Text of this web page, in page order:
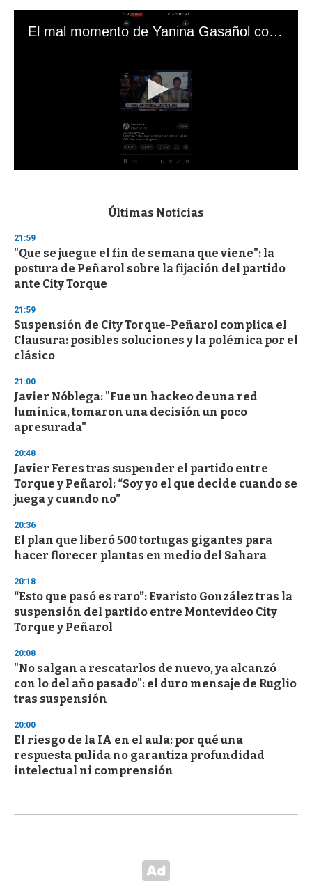
El mal momento de Yanina Gasañol con un hincha argentino en "Subrayado"
s
d
s
o
f
3
s
e
c
o
n
Últimas Noticias
21:59
"Que se juegue el fin de semana que viene": la
postura de Peñarol sobre la fijación del partido
ante City Torque
21:59
Suspensión de City Torque-Peñarol complica el
Clausura: posibles soluciones y la polémica por el
clásico
21:00
Javier Nóblega: "Fue un hackeo de una red
lumínica, tomaron una decisión un poco
apresurada"
20:48
Javier Feres tras suspender el partido entre
Torque y Peñarol: “Soy yo el que decide cuando se
juega y cuando no”
20:36
El plan que liberó 500 tortugas gigantes para
hacer florecer plantas en medio del Sahara
20:18
“Esto que pasó es raro”: Evaristo González tras la
suspensión del partido entre Montevideo City
Torque y Peñarol
20:08
"No salgan a rescatarlos de nuevo, ya alcanzó
con lo del año pasado": el duro mensaje de Ruglio
tras suspensión
20:00
El riesgo de la IA en el aula: por qué una
respuesta pulida no garantiza profundidad
intelectual ni comprensión